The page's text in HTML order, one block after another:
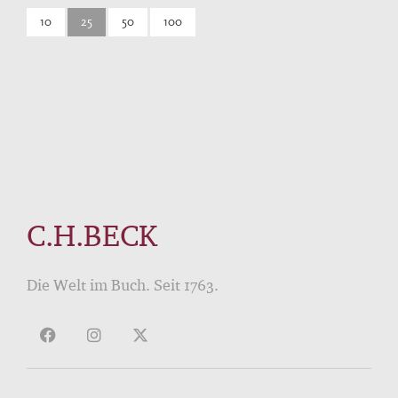
10 25 50 100
C.H.BECK
Die Welt im Buch. Seit 1763.